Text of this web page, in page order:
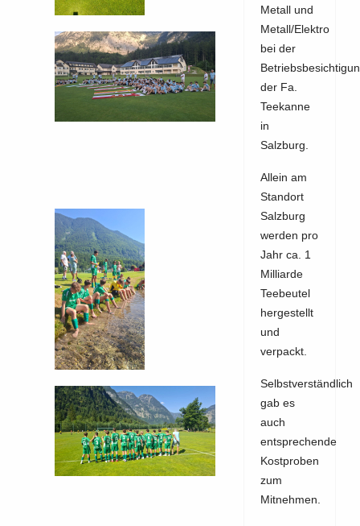
Metall und
Metall/Elektro
bei der
der Fa.
Teekanne
in
Salzburg.
Allein am
Standort
Salzburg
werden pro
Jahr ca. 1
Milliarde
Teebeutel
hergestellt
und
verpackt.
Selbstverständlich
gab es
auch
entsprechende
Kostproben
zum
Mitnehmen.